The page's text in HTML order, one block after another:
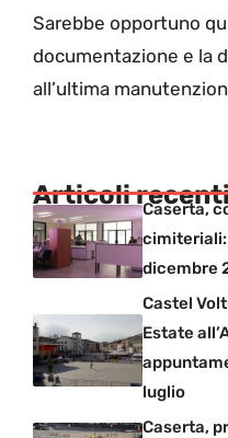
Sarebbe opportuno
documentazione e la
all’ultima
Articoli
Caserta,
cimiteriali:
dicembre
Castel
Estate
luglio
Caserta,